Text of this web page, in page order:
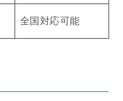
全国対応可能